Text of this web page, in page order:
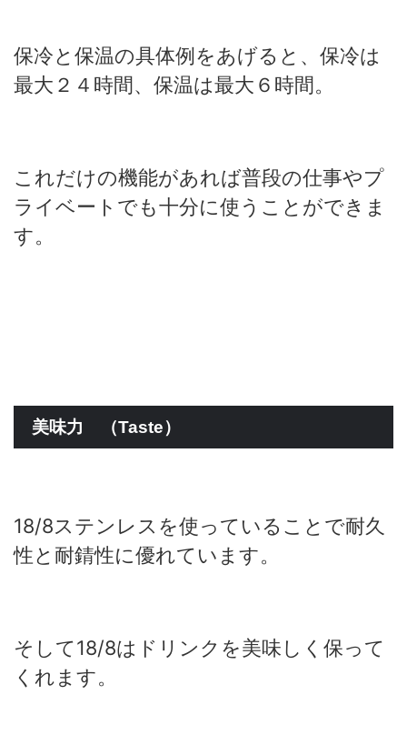
保冷と保温の具体例をあげると、保冷は
最大２４時間、保温は最大６時間。
これだけの機能があれば普段の仕事やプ
ライベートでも十分に使うことができま
す。
美味力 （Taste）
18/8ステンレスを使っていることで耐久
性と耐錆性に優れています。
そして18/8はドリンクを美味しく保って
くれます。